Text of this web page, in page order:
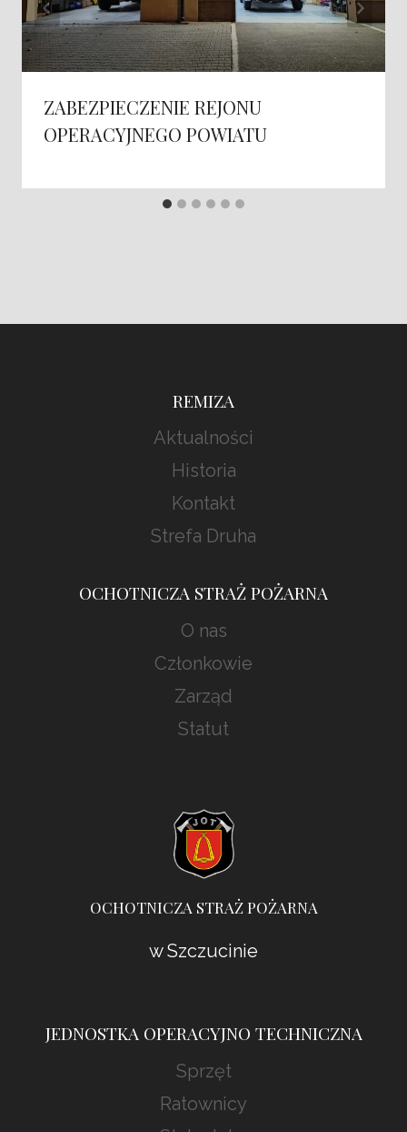
ZABEZPIECZENIE REJONU
OPERACYJNEGO POWIATU
REMIZA
Aktualności
Historia
Kontakt
Strefa Druha
OCHOTNICZA STRAŻ POŻARNA
O nas
Członkowie
Zarząd
Statut
OCHOTNICZA STRAŻ POŻARNA
w Szczucinie
JEDNOSTKA OPERACYJNO TECHNICZNA
Sprzęt
Ratownicy